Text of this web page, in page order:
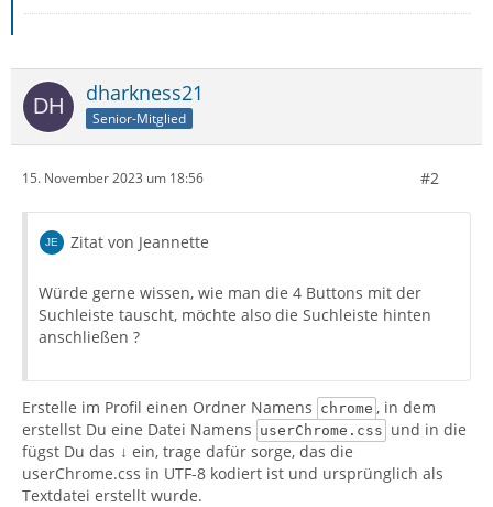
dharkness21
Senior-Mitglied
15. November 2023 um 18:56 #2
Zitat von Jeannette
Würde gerne wissen, wie man die 4 Buttons mit der
Suchleiste tauscht, möchte also die Suchleiste hinten
anschließen ?
Erstelle im Profil einen Ordner Namens chrome , in dem
erstellst Du eine Datei Namens userChrome.css und in die
fügst Du das ↓ ein, trage dafür sorge, das die
userChrome.css in UTF-8 kodiert ist und ursprünglich als
Textdatei erstellt wurde.